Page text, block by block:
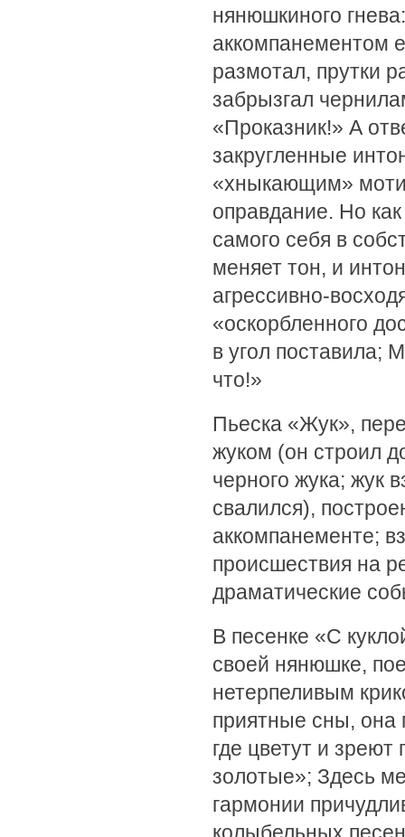
нянюшкиного
аккомпанементом
размотал, прутки
забрызгал
«Проказник!» А
закругленные
«хныкающим»
оправдание. Но
самого себя в
меняет тон, и
агрессивно-
«оскорбленного
в угол поставила;
что!»
Пьеска «Жук»,
жуком (он строил
черного жука; жук
свалился),
аккомпанементе;
происшествия на
драматические
В песенке «С
своей нянюшке,
нетерпеливым
приятные сны, она
где цветут и
золотые»; Здесь
гармонии